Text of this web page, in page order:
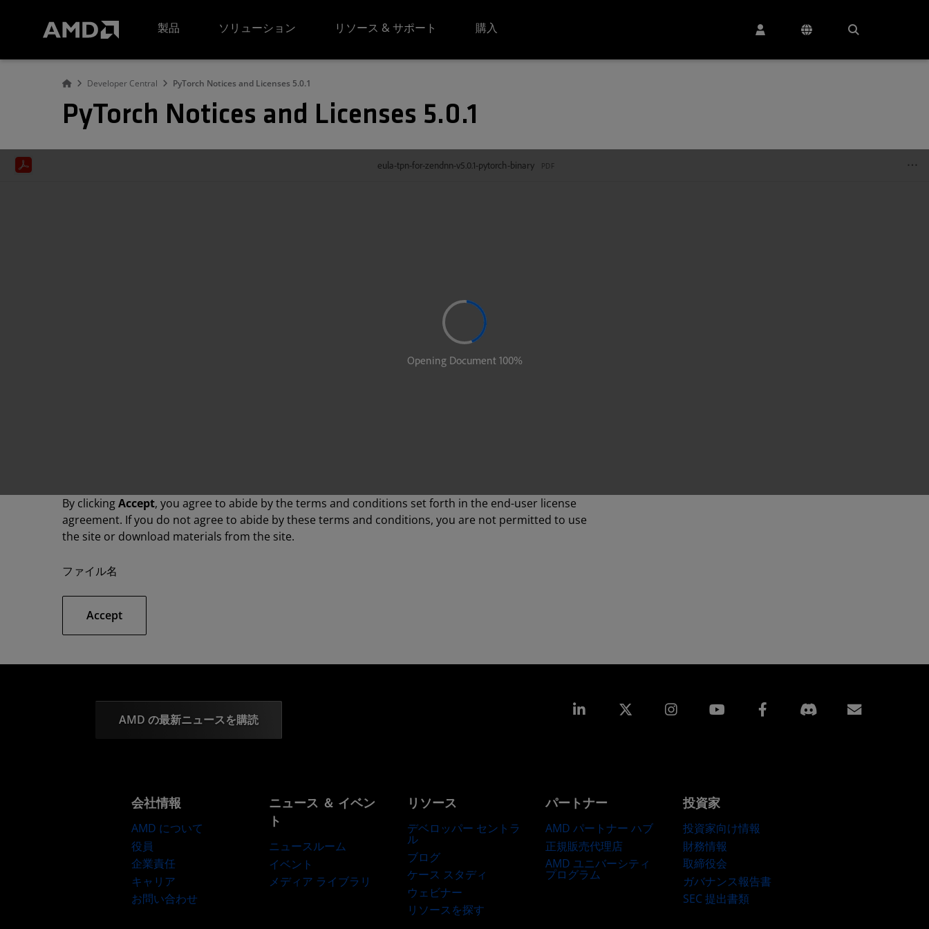
製品
ソリューション リソース & サポート 購入
Developer Central PyTorch Notices and Licenses 5.0.1
PyTorch Notices and Licenses 5.0.1
By clickingAccept, you agree to abide by the terms and conditions set forth in the end-user license
agreement. If you do not agree to abide by these terms and conditions, you are not permitted to use
the site or download materials from the site.
ファイル名
Accept
AMD の最新ニュースを購読
Linkedin Instagram Facebook
会社情報
AMD について
役員
企業責任
キャリア
お問い合わせ
ニュース ＆ イベン
ト
ニュースルーム
イベント
メディア ライブラリ
リソース
デベロッパー セントラ
ル
ブログ
ケース スタディ
ウェビナー
リソースを探す
パートナー
AMD パートナー ハブ
正規販売代理店
AMD ユニバーシティ
プログラム
投資家
投資家向け情報
財務情報
取締役会
ガバナンス報告書
SEC 提出書類